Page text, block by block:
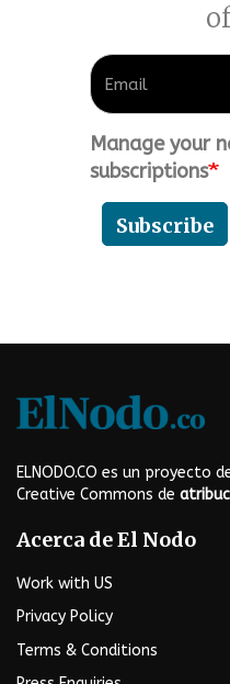
Manage your
subscriptions
Subscribe
ELNODO.CO es un proyecto
Creative Commons de
Acerca de El Nodo
Work with US
Privacy Policy
Terms & Conditions